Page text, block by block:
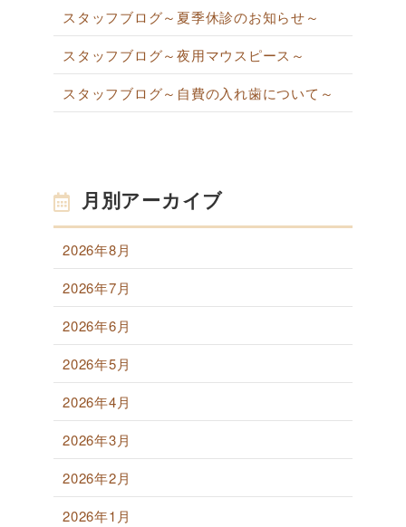
スタッフブログ～夏季休診のお知らせ～
スタッフブログ～夜用マウスピース～
スタッフブログ～自費の入れ歯について～
月別アーカイブ
2026年8月
2026年7月
2026年6月
2026年5月
2026年4月
2026年3月
2026年2月
2026年1月